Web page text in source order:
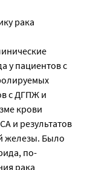
рака
у пациентов с
с ДГПЖ и
крови
и результатов
железы. Было
по-
рака